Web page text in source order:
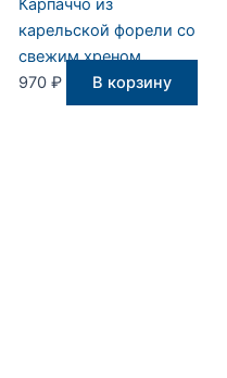
Карпаччо из
карельской форели со
свежим хреном
970 ₽ В корзину